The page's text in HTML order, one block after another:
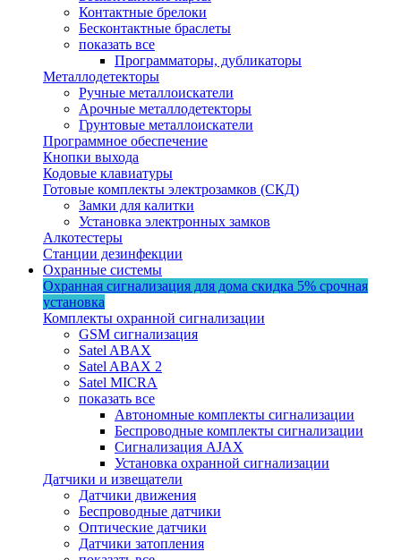
Контактные брелоки
Бесконтактные браслеты
показать все
Программаторы, дубликаторы
Металлодетекторы
Ручные металлоискатели
Арочные металлодетекторы
Грунтовые металлоискатели
Программное обеспечение
Кнопки выхода
Кодовые клавиатуры
Готовые комплекты электрозамков (СКД)
Замки для калитки
Установка электронных замков
Алкотестеры
Станции дезинфекции
Охранные системы
Охранная сигнализация для дома скидка 5% срочная
установка
Комплекты охранной сигнализации
GSM сигнализация
Satel ABAX
Satel ABAX 2
Satel MICRA
показать все
Автономные комплекты сигнализации
Беспроводные комплекты сигнализации
Сигнализация AJAX
Установка охранной сигнализации
Датчики и извещатели
Датчики движения
Беспроводные датчики
Оптические датчики
Датчики затопления